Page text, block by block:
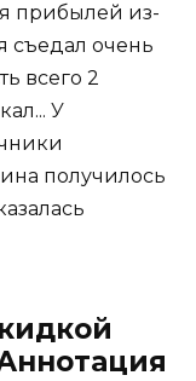
прибылей из-
съедал очень
всего 2
У
получилось